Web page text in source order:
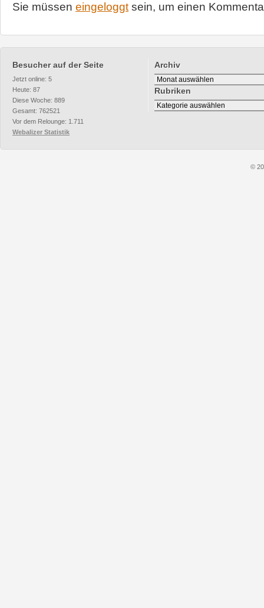
Sie müssen eingeloggt sein, um einen
Besucher auf der Seite
Jetzt online: 5
Heute: 87
Diese Woche: 889
Gesamt: 762521
Vor dem Relounge: 1.711
Webalizer Statistik
Archiv
Archiv
Rubriken
Rubriken
©